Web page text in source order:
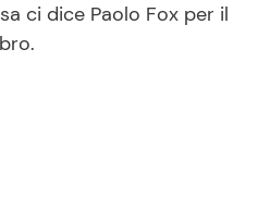
ci dice Paolo Fox per il